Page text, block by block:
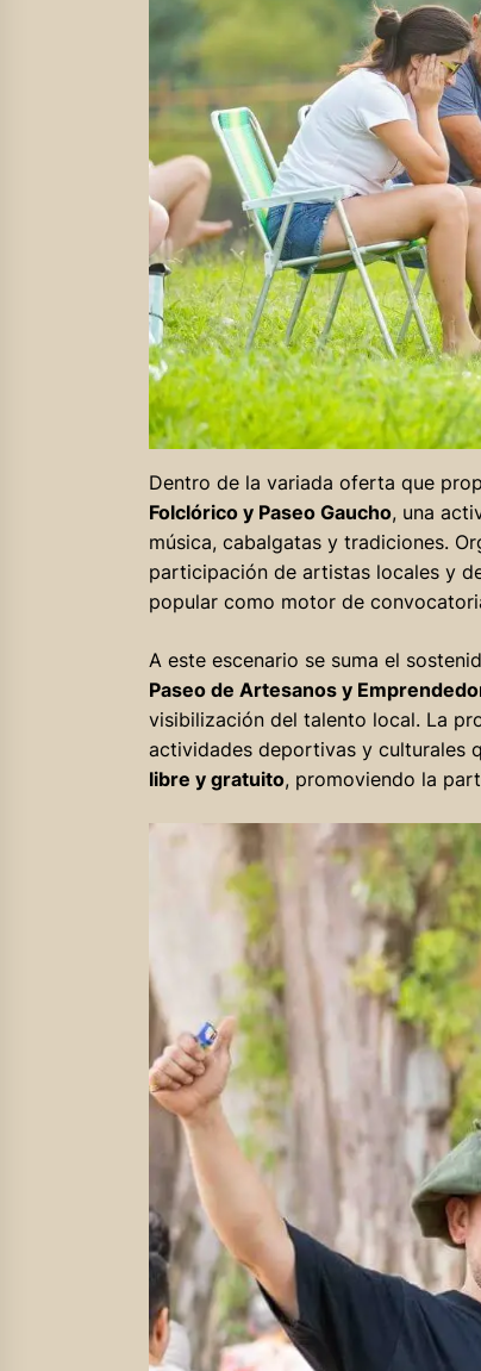
Dentro de la variada oferta que
Folclórico y Paseo Gaucho, una
música, cabalgatas y tradiciones.
participación de artistas locales y
popular como motor de
A este escenario se suma el
Paseo de Artesanos y
visibilización del talento local. La
actividades deportivas y culturales
libre y gratuito, promoviendo la